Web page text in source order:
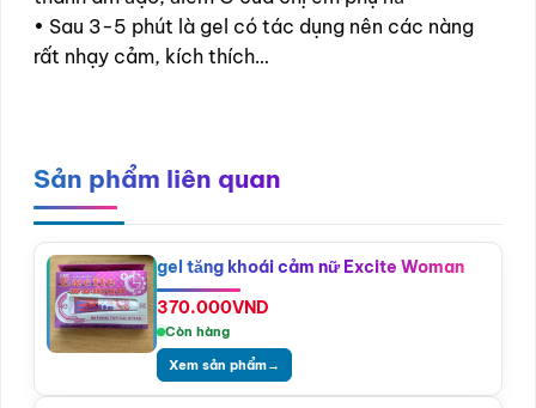
• Sau 3-5 phút là gel có tác dụng nên các nàng
rất nhạy cảm, kích thích…
Sản phẩm liên quan
gel tăng khoái cảm nữ Excite Woman
370.000VND
Còn hàng
Xem sản phẩm→